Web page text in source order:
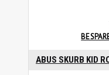
ABUS SKURB KID